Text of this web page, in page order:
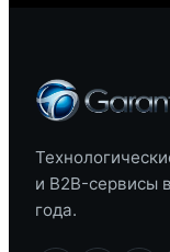
и B2B-сервисы
года.